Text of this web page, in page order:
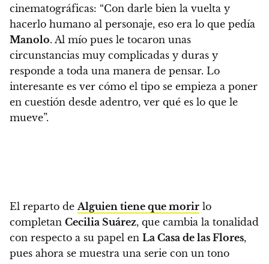
cinematográficas: “Con darle bien la vuelta y
hacerlo humano al personaje, eso era lo que pedía
Manolo. Al mío pues le tocaron unas
circunstancias muy complicadas y duras y
responde a toda una manera de pensar. Lo
interesante es ver cómo el tipo se empieza a poner
en cuestión desde adentro, ver qué es lo que le
mueve”.
El reparto de Alguien tiene que morir lo
completan Cecilia Suárez, que cambia la tonalidad
con respecto a su papel en La Casa de las Flores,
pues ahora se muestra una serie con un tono